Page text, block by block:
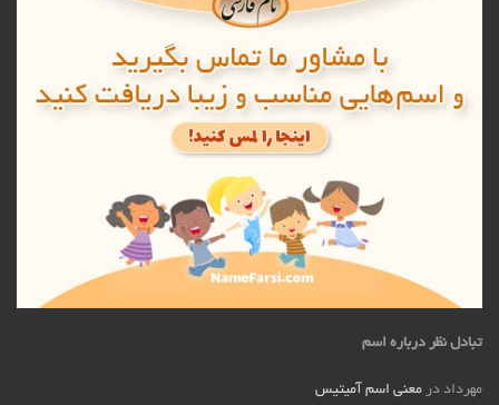
تبادل نظر درباره اسم
مهرداد در معنی اسم آمیتیس